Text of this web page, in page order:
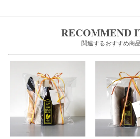
RECOMMEND
関連するおすすめ商品